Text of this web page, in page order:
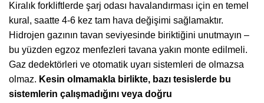
Kiralık forkliftlerde şarj odası havalandırması için en temel
kural, saatte 4-6 kez tam hava değişimi sağlamaktır.
Hidrojen gazının tavan seviyesinde biriktiğini unutmayın –
bu yüzden egzoz menfezleri tavana yakın monte edilmeli.
Gaz dedektörleri ve otomatik uyarı sistemleri de olmazsa
olmaz. Kesin olmamakla birlikte, bazı tesislerde bu
sistemlerin çalışmadığını veya doğru